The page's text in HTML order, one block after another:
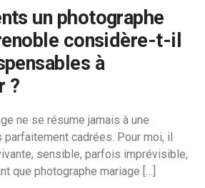
un photographe
considère-t-il
à
?
ne se résume jamais à une
parfaitement cadrées. Pour moi, il
sensible, parfois imprévisible,
que photographe mariage […]